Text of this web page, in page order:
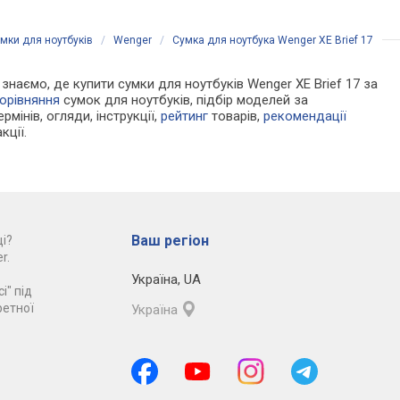
для ноутбуків / Wenger / Сумка для ноутбука Wenger XE Brief 17
де купити сумки для ноутбуків Wenger XE Brief 17 за
сумок для ноутбуків, підбір моделей за
огляди, інструкції,рейтинг товарів,рекомендації
під
Ваш регіон
Україна, UA
Україна